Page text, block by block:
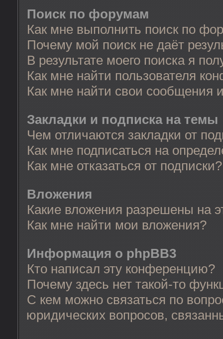
Поиск по форумам
Как мне выполнить поиск по
Почему мой поиск не даёт
В результате моего поиска я
Как мне найти пользователя
Как мне найти свои сообщения
Закладки и подписка на темы
Чем отличаются закладки от
Как мне подписаться на
Как мне отказаться от подписки?
Вложения
Какие вложения разрешены на
Как мне найти мои вложения?
Информация о phpBB3
Кто написал эту конференцию?
Почему здесь нет такой-то
С кем можно связаться по
юридических вопросов,